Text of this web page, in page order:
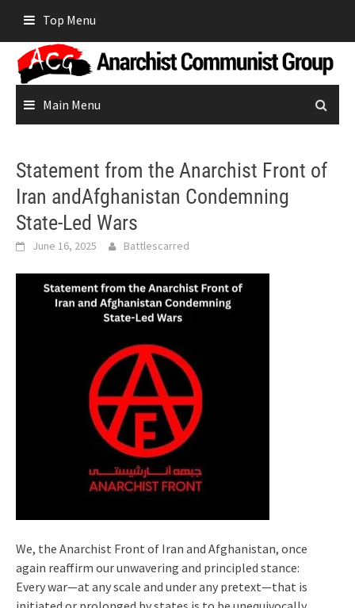
content
Top Menu
Main Menu
Statement from the Anarchist Front of
Iran andAfghanistan Condemning
State-Led Wars
June 16, 2025 Battlescarred
We, the Anarchist Front of Iran and Afghanistan, once
again reaffirm our unwavering and principled stance:
Every war—at any scale and under any pretext—that is